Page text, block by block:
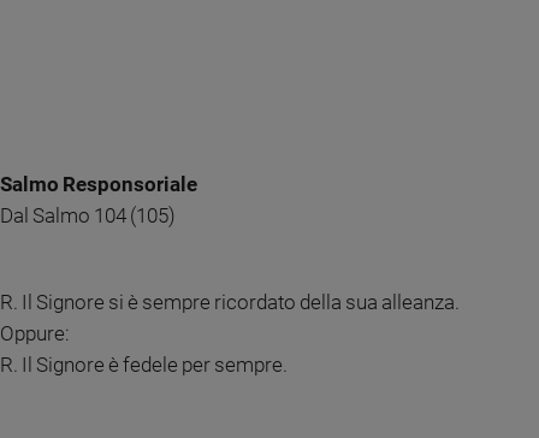
Arte
Genitori
e
figli
Salmo Responsoriale
Dal Salmo 104 (105)
R. Il Signore si è sempre ricordato della sua alleanza.
Oppure:
R. Il Signore è fedele per sempre.